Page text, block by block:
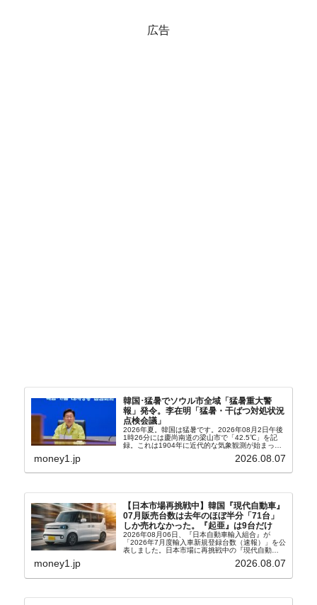
広告
韓国･猛暑でソウル市全域「猛暑重大警
報」発令。李在明「猛暑・干ばつ対処状況
点検会議」
2026年夏。韓国は猛暑です。2026年08月2日午後
1時26分には慶尚南道の梁山市で「42.5℃」を記
録。これは1904年に近代的な気象観測が始まって
ウル市全域への「猛暑重大警報」が発令され...
money1.jp 2026.08.07
【日本市場再挑戦中】韓国『現代自動車』
07月販売台数は去年のほぼ半分「71台」
しか売れなかった。『起亜』は9台だけ
2026年08月06日、『日本自動車輸入組合』が
「2026年7月度輸入車新規登録台数（速報）」を公
表しました。日本市場に再挑戦中の『現代自動
台数はこの中に捉えられているはずです。先月から
money1.jp 2026.08.07